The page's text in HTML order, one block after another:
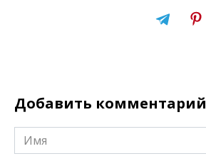
Добавить комментарий
Имя
*